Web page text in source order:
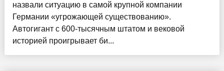
назвали ситуацию в самой крупной компании
Германии «угрожающей существованию».
Автогигант с 600-тысячным штатом и вековой
историей проигрывает би...